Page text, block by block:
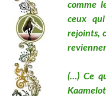
comme
ceux
rejoints,
(…) Ce